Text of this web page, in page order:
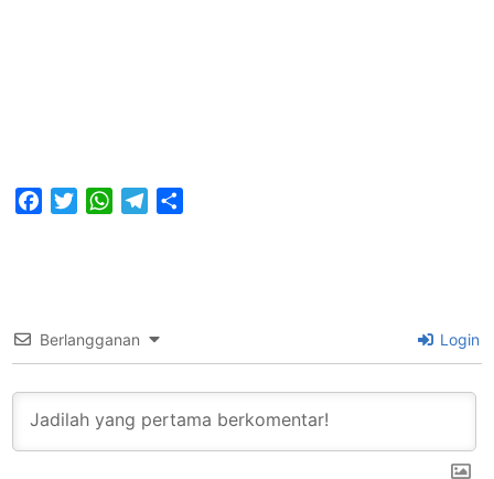
FacebookTwitterWhatsAppTelegram
Berlangganan Login